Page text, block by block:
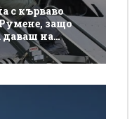
с кърваво
защо
даваш на